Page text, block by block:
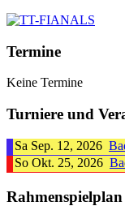
Termine
Keine Termine
Turniere und
Sa Sep. 12, 2026
So Okt. 25, 2026
Rahmenspielplan